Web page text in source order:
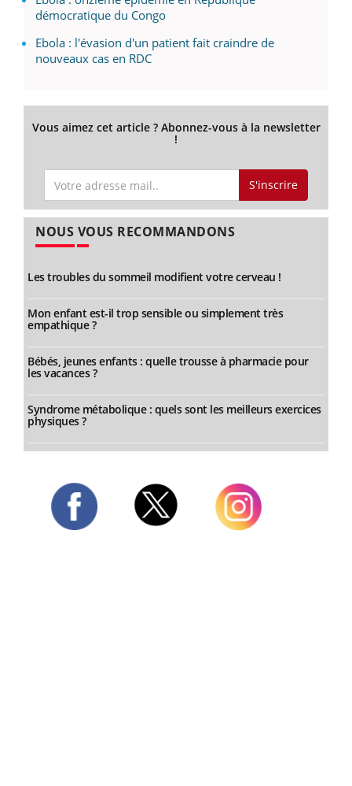
démocratique du Congo
Ebola : l'évasion d'un patient fait craindre de
nouveaux cas en RDC
Vous aimez cet article ? Abonnez-vous à la newsletter
!
S'inscrire
NOUS VOUS RECOMMANDONS
Les troubles du sommeil modifient votre cerveau !
Mon enfant est-il trop sensible ou simplement très
empathique ?
Bébés, jeunes enfants : quelle trousse à pharmacie pour
les vacances ?
Syndrome métabolique : quels sont les meilleurs exercices
physiques ?